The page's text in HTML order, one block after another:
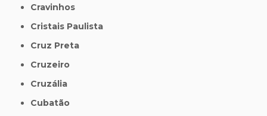
Cravinhos
Cristais Paulista
Cruz Preta
Cruzeiro
Cruzália
Cubatão